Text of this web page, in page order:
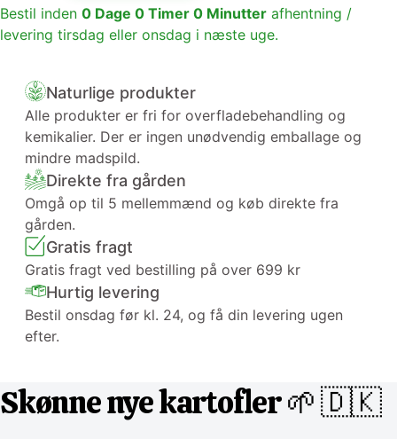
Bestil inden 0 Dage 0 Timer 0 Minutter afhentning /
levering tirsdag eller onsdag i næste uge.
Naturlige produkter
Alle produkter er fri for overfladebehandling og
kemikalier. Der er ingen unødvendig emballage og
mindre madspild.
Direkte fra gården
Omgå op til 5 mellemmænd og køb direkte fra
gården.
Gratis fragt
Gratis fragt ved bestilling på over 699 kr
Hurtig levering
Bestil onsdag før kl. 24, og få din levering ugen
efter.
Skønne nye kartofler 🌱 🇩🇰